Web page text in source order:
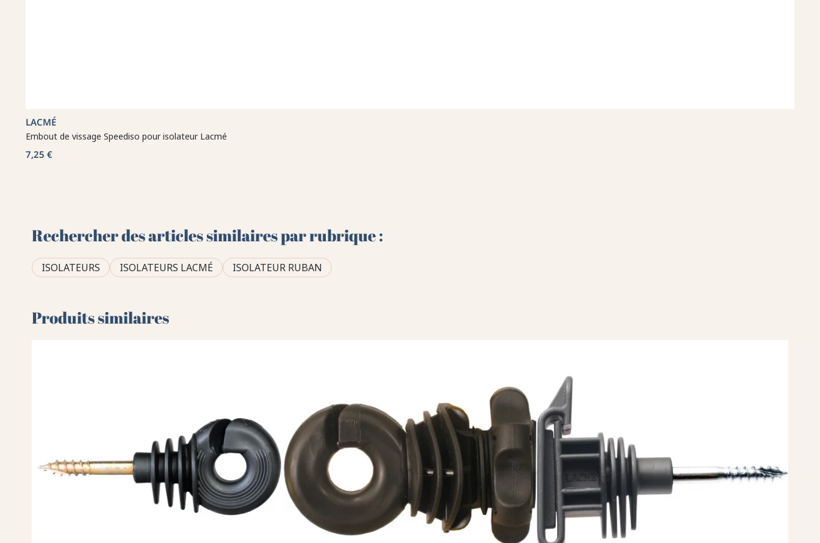
LACMÉ
Embout de vissage Speediso pour isolateur Lacmé
7,25 €
Rechercher des articles similaires par rubrique :
ISOLATEURS ISOLATEURS LACMÉ ISOLATEUR RUBAN
Produits similaires